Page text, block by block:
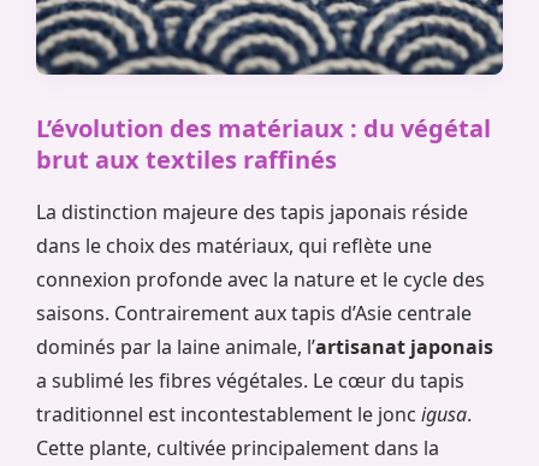
L’évolution des matériaux : du végétal
brut aux textiles raffinés
La distinction majeure des tapis japonais réside
dans le choix des matériaux, qui reflète une
connexion profonde avec la nature et le cycle des
saisons. Contrairement aux tapis d’Asie centrale
dominés par la laine animale, l’artisanat japonais
a sublimé les fibres végétales. Le cœur du tapis
traditionnel est incontestablement le jonc igusa.
Cette plante, cultivée principalement dans la